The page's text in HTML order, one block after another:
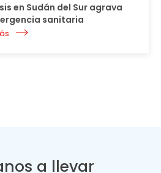
en Sudán del Sur agrava
sanitaria
a llevar